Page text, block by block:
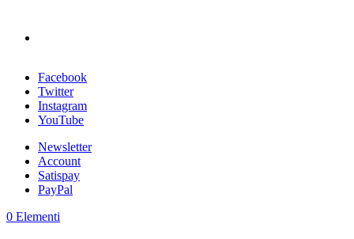
Facebook
Twitter
Instagram
YouTube
Newsletter
Account
Satispay
PayPal
0 Elementi